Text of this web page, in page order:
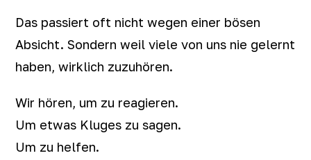
Das passiert oft nicht wegen einer bösen
Absicht. Sondern weil viele von uns nie gelernt
haben, wirklich zuzuhören.
Wir hören, um zu reagieren.
Um etwas Kluges zu sagen.
Um zu helfen.